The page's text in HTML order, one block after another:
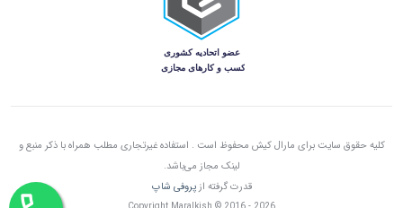
کلیه حقوق سایت برای مارال کیش محفوظ است . استفاده غیرتجاری مطلب همراه با ذکر منبع و
لینک مجاز می‌باشد.
قدرت گرفته ازپروفی شاپ